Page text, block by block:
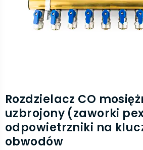
Rozdzielacz CO
uzbrojony (zaworki
odpowietrzniki na
obwodów